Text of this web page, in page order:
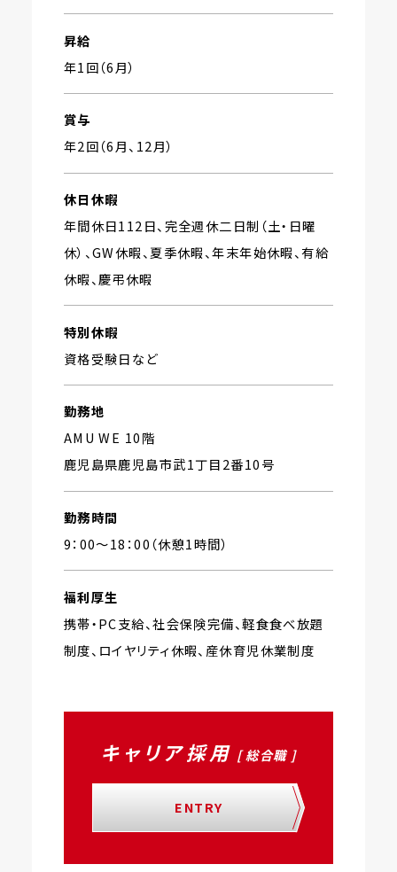
昇給
年1回（6月）
賞与
年2回（6月、12月）
休日休暇
年間休日112日、完全週休二日制（土・日曜
休）、GW休暇、夏季休暇、年末年始休暇、有給
休暇、慶弔休暇
特別休暇
資格受験日など
勤務地
AMU WE 10階
鹿児島県鹿児島市武1丁目2番10号
勤務時間
9：00〜18：00（休憩1時間）
福利厚生
携帯・PC支給、社会保険完備、軽食食べ放題
制度、ロイヤリティ休暇、産休育児休業制度
キャリア採用 [ 総合職 ]
ENTRY